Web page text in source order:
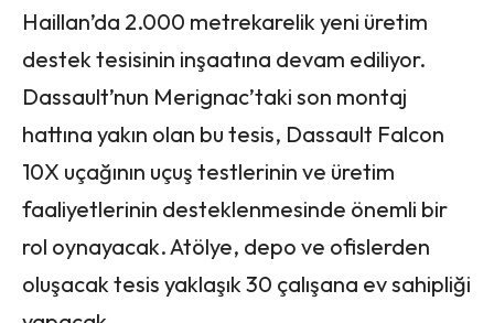
Haillan’da 2.000 metrekarelik yeni üretim
destek tesisinin inşaatına devam ediliyor.
Dassault’nun Merignac’taki son montaj
hattına yakın olan bu tesis, Dassault Falcon
10X uçağının uçuş testlerinin ve üretim
faaliyetlerinin desteklenmesinde önemli bir
rol oynayacak. Atölye, depo ve ofislerden
oluşacak tesis yaklaşık 30 çalışana ev sahipliği